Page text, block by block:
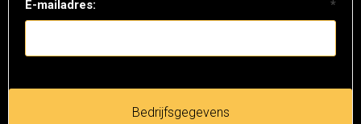
E-mailadres: *
Bedrijfsgegevens